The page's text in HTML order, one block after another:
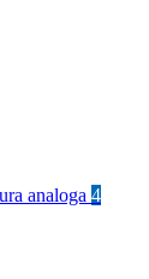
analoga 4